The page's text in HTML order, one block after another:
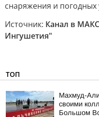
снаряжения и погодных
Источник: Канал в
Ингушетия"
ТОП
Махмуд-
своими
Большом